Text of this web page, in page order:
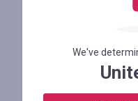
EDA0091485
We've